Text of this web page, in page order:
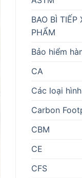
BAO BÌ
PHẨM
Bảo hiểm
CA
Các loại
Carbon
CBM
CE
CFS